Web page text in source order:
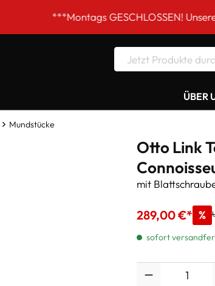
***Montags GESCHLOSSEN! Unsere
ÜBER
Mundstücke
Otto Link
mit
289,00 €* %
sofort